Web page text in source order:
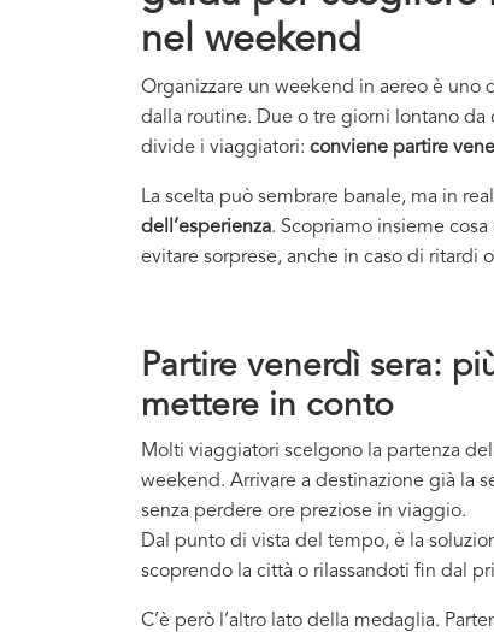
nel weekend
Organizzare un weekend in aereo è
dalla routine. Due o tre giorni lontano da
divide i viaggiatori: conviene partire
La scelta può sembrare banale, ma in
dell’esperienza. Scopriamo insieme
evitare sorprese, anche in caso di ritardi
Partire venerdì sera:
mettere in conto
Molti viaggiatori scelgono la partenza del
weekend. Arrivare a destinazione già la
senza perdere ore preziose in viaggio.
Dal punto di vista del tempo, è la
scoprendo la città o rilassandoti fin dal
C’è però l’altro lato della medaglia.